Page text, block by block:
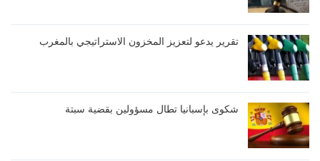
تقرير يدعو لتعزيز المخزون الاستراتيجي بالمغرب
شكوى بإسبانيا تطال مسؤولين بقضية سبتة